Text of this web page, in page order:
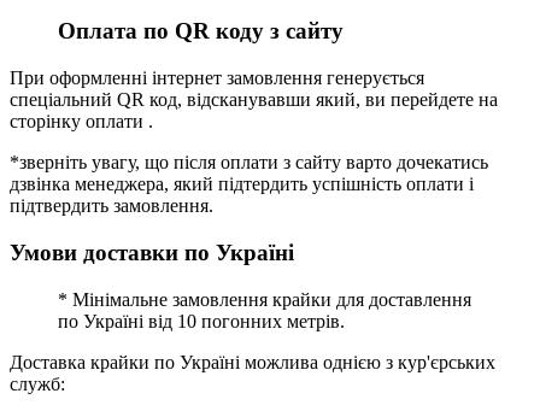
Оплата по QR коду з сайту
При оформленні інтернет замовлення генерується
спеціальний QR код, відсканувавши який, ви перейдете на
сторінку оплати .
*зверніть увагу, що після оплати з сайту варто дочекатись
дзвінка менеджера, який підтердить успішність оплати і
підтвердить замовлення.
Умови доставки по Україні
* Мінімальне замовлення крайки для доставлення
по Україні від 10 погонних метрів.
Доставка крайки по Україні можлива однією з кур'єрських
служб: